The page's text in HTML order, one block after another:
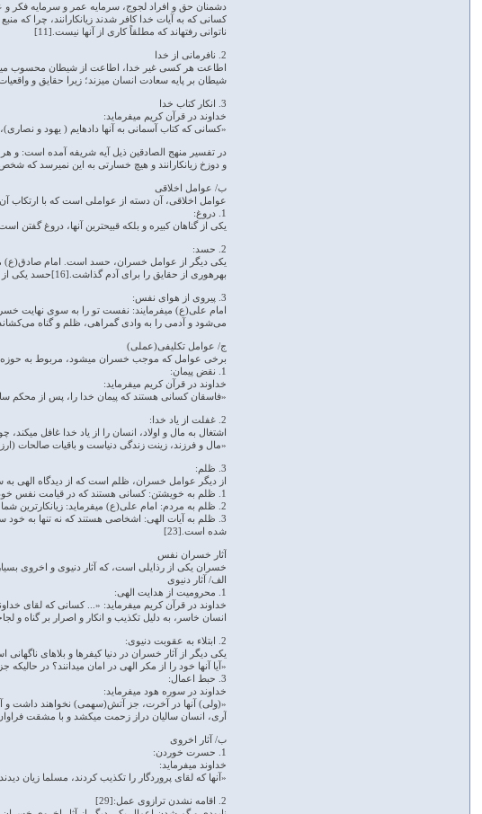
دشمنان حق و افراد لجوج، سرمایه عمر و سرمایه فکر
کسانی که به آیات خدا کافر شدند زیانکارانند، چرا
ناتوانی رفته­اند که مطلقاً کاری از آنها نیست.[11]
2. نافرمانی از خدا
اطاعت هر کسی غیر خدا، اطاعت از شیطان محسوب
شیطان بر پایه سعادت انسان می­زند؛ زیرا حقایق و
3. انکار کتاب خدا
خداوند در قرآن کریم می­فرماید:
«کسانی که کتاب آسمانی به آنها داده­ایم ( یهود و نصاری)،
در تفسیر منهج الصادقین ذیل آیه شریفه آمده است: و
و دوزخ زیانکارانند و هیچ خسارتی به این نمی­رسد که شخص
ب/ عوامل اخلاقی
عوامل اخلاقی، آن دسته از عواملی است که با
1. دروغ:
یکی از گناهان کبیره و بلکه قبیح­ترین آنها، دروغ گفتن است. صفتی که آدمی را در
2. حسد:
یکی دیگر از عوامل خسران، حسد است. امام صادق(ع)
بهره­وری از حقایق را برای آدم گذاشت.[16]حسد یکی از رذایلی است که با ورودش به قلب آدمی سر منشأ بسیاری از کج روی­ها از جمله کفر می­باشد.[17]
3. پیروی از هوای نفس:
می‌شود و آدمی را به وادی گمراهى، ظلم و گناه
ج/ عوامل تکلیفی(عملی)
برخی عوامل که موجب خسران می­شود، مربوط به حوزه
1. نقض پیمان:
خداوند در قرآن کریم می­فرماید:
«فاسقان کسانی هستند که پیمان خدا را، پس از محکم
2. غفلت از یاد خدا:
اشتغال به مال و اولاد، انسان را از یاد خدا غافل
«مال و فرزند، زینت زندگی دنیاست و باقیات صالحات
3. ظلم:
از دیگر عوامل خسران، ظلم است که از دیدگاه الهی
1. ظلم به خویشتن: کسانی هستند که در قیامت نفس خود و اهل خود را دچار خسارت کردند، یعنی خود را از نجات محروم نموده، و از اهل خود نیز بهره­مند نمی­شوند.[21]
2. ظلم به مردم: امام علی(ع) می­فرماید: زیانکارترین شما، ستمکارترین شماست.[22]
3. ظلم به آیات الهی: اشخاصی هستند که نه تنها به خود
شده است.[23]
آثار خسران نفس
خسران یکی از رذایلی است، که آثار دنیوی و اخروی
الف/ آثار دنیوی
1. محرومیت از هدایت الهی:
خداوند در قرآن کریم می­فرماید: «... کسانی که لقای
انسان خاسر، به دلیل تکذیب و انکار و اصرار بر گناه و
2. ابتلاء به عقوبت دنیوی:
یکی دیگر از آثار خسران در دنیا کیفرها و بلاهای
«آیا آنها خود را از مکر الهی در امان می­دانند؟ در حالی­که
3. حبط اعمال:
خداوند در سوره هود می­فرماید:
«(ولی) آنها در آخرت، جز آتش(سهمی) نخواهند داشت و
آری، انسان سالیان دراز زحمت می­کشد و با مشقت فراوان
ب/ آثار اخروی
1. حسرت خوردن:
خداوند می­فرماید:
«آنها که لقای پروردگار را تکذیب کردند، مسلما زیان
2. اقامه نشدن ترازوی عمل:[29]